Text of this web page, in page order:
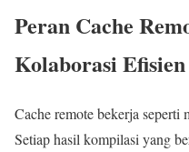
Peran Cache
Kolaborasi Efisien
Cache remote bekerja
Setiap hasil kompilasi yang